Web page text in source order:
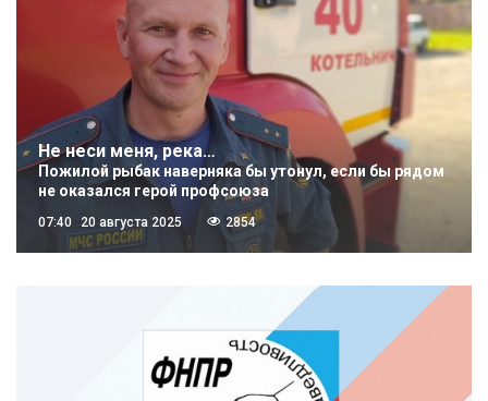
Не неси меня, река…
Пожилой рыбак наверняка бы утонул, если бы рядом
не оказался герой профсоюза
07:40 20 августа 2025 2854